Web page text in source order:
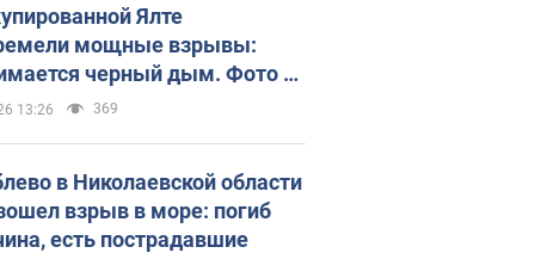
Ялте
мощные взрывы:
черный дым. Фото и
13:26 369
в Николаевской области
взрыв в море: погиб
есть пострадавшие